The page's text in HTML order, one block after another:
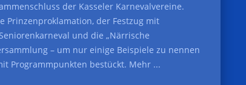
der Kasseler Karnevalvereine.
Prinzenproklamation, der Festzug mit
und die „Närrische
– um nur einige Beispiele zu nennen
Programmpunkten bestückt. Mehr ...